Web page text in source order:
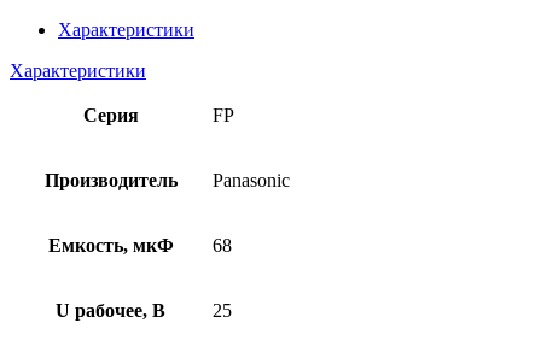
Характеристики
Характеристики
Серия FP
Производитель Panasonic
Емкость, мкФ 68
U рабочее, В 25